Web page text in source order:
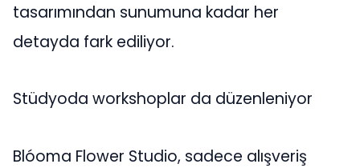
tasarımından sunumuna kadar her
detayda fark ediliyor.
Stüdyoda workshoplar da düzenleniyor
Blóoma Flower Studio, sadece alışveriş